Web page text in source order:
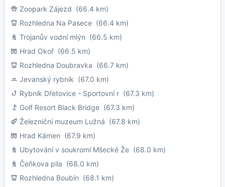
Zoopark Zájezd (66.4 km)
Rozhledna Na Pasece (66.4 km)
Trojanův vodní mlýn (66.5 km)
Hrad Okoř (66.5 km)
Rozhledna Doubravka (66.7 km)
Jevanský rybník (67.0 km)
Rybník Dřetovice - Sportovní r (67.3 km)
Golf Resort Black Bridge (67.3 km)
Železniční muzeum Lužná (67.8 km)
Hrad Kámen (67.9 km)
Ubytování v soukromí Mšecké Že (68.0 km)
Čeňkova pila (68.0 km)
Rozhledna Boubín (68.1 km)